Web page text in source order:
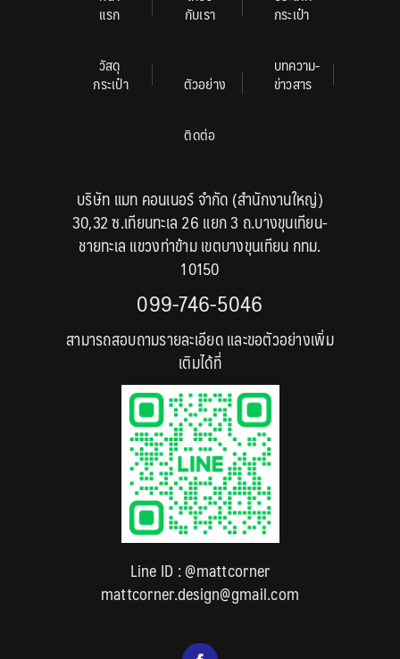
แรก กับเรา กระเป๋า
วัสดุ
กระเป๋า ตัวอย่าง
บทความ-
ข่าวสาร
ติดต่อ
บริษัท แมท คอนเนอร์ จำกัด (สำนักงานใหญ่)
30,32 ซ.เทียนทะเล 26 แยก 3 ถ.บางขุนเทียน-
ชายทะเล แขวงท่าข้าม เขตบางขุนเทียน กทม.
10150
099-746-5046
สามารถสอบถามรายละเอียด และขอตัวอย่างเพิ่ม
เติมได้ที่
Line ID :@mattcorner
mattcorner.design@gmail.com